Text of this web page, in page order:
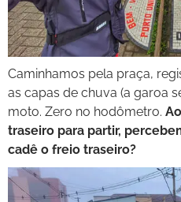
Caminhamos pela praça,
as capas de chuva (a garoa
moto. Zero no hodômetro.
traseiro para partir,
cadê o freio traseiro?